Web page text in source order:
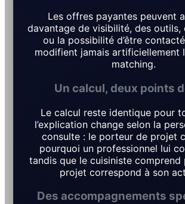
Les offres payantes peuvent
davantage de visibilité, des outils,
ou la possibilité d’être
modifient jamais artificiellement
matching.
Un calcul, deux points
Le calcul reste identique pour
l’explication change selon la
consulte : le porteur de projet
pourquoi un professionnel lui
tandis que le cuisiniste comprend
projet correspond à son
Des accompagnements